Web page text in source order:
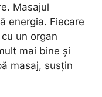
Masajul
energia. Fiecare
un organ
mai bine și
masaj, susțin